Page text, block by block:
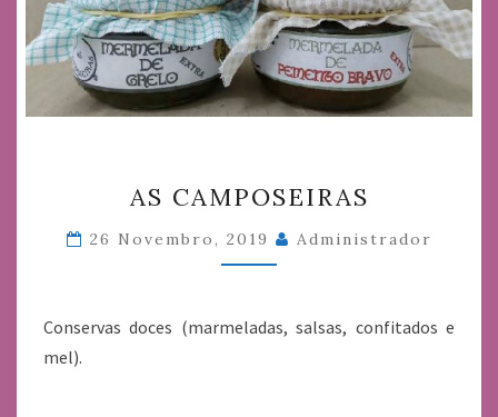
CAMPOSEIRAS
AS CAMPOSEIRAS
26 Novembro, 2019 Administrador
Conservas doces (marmeladas, salsas, confitados e
mel).